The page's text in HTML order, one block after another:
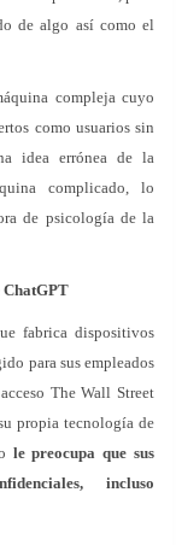
de algo así como el
compleja cuyo
como usuarios sin
idea errónea de la
complicado, lo
de psicología de la
ChatGPT
fabrica dispositivos
para sus empleados
The Wall Street
propia tecnología de
le preocupa que sus
incluso